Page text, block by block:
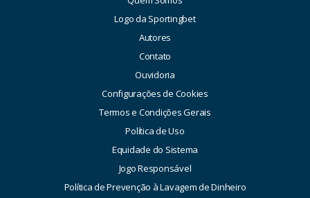
Logo da Sportingbet
Autores
Contato
Ouvidoria
Configurações de Cookies
Termos e Condições Gerais
Política de Uso
Equidade do Sistema
Jogo Responsável
Política de Prevenção à Lavagem de Dinheiro